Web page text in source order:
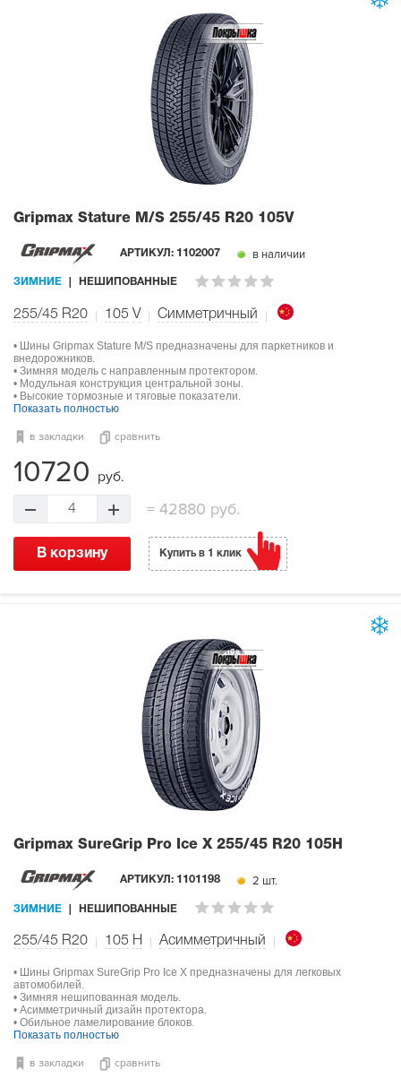
Gripmax Stature M/S 255/45 R20 105V
АРТИКУЛ: 1102007 в наличии
ЗИМНИЕ НЕШИПОВАННЫЕ
255/45 R20 105 V Симметричный
• Шины Gripmax Stature M/S предназначены для паркетников и
внедорожников.
• Зимняя модель с направленным протектором.
• Модульная конструкция центральной зоны.
• Высокие тормозные и тяговые показатели.
Показать полностью
в закладки сравнить
10720 руб.
4 =42880 руб.
В корзину Купить в 1 клик
Gripmax SureGrip Pro Ice X 255/45 R20 105H
АРТИКУЛ: 1101198 2 шт.
ЗИМНИЕ НЕШИПОВАННЫЕ
255/45 R20 105 H Асимметричный
• Шины Gripmax SureGrip Pro Ice X предназначены для легковых
автомобилей.
• Зимняя нешипованная модель.
• Асимметричный дизайн протектора.
• Обильное ламелирование блоков.
Показать полностью
в закладки сравнить